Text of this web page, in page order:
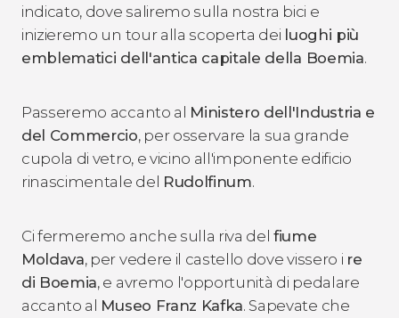
indicato, dove saliremo sulla nostra bici e
inizieremo un tour alla scoperta dei luoghi più
emblematici dell'antica capitale della Boemia.
Passeremo accanto al Ministero dell'Industria e
del Commercio, per osservare la sua grande
cupola di vetro, e vicino all'imponente edificio
rinascimentale del Rudolfinum.
Ci fermeremo anche sulla riva delfiume
Moldava, per vedere il castello dove vissero i re
di Boemia, e avremo l'opportunità di pedalare
accanto al Museo Franz Kafka. Sapevate che